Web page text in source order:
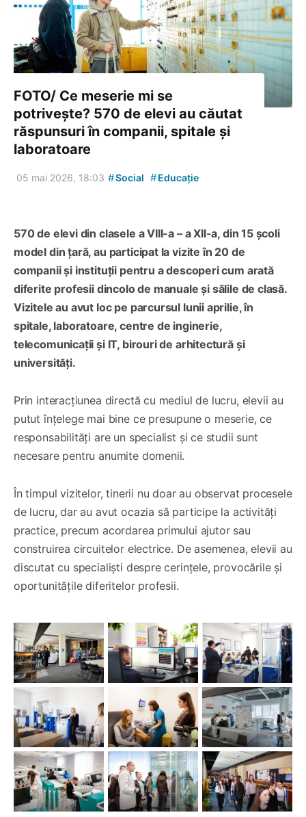
FOTO/ Ce meserie mi se
potrivește? 570 de elevi au căutat
răspunsuri în companii, spitale și
laboratoare
05 mai 2026, 18:03 #Social #Educație
570 de elevi din clasele a VIII-a – a XII-a, din 15 școli
model din țară, au participat la vizite în 20 de
companii și instituții pentru a descoperi cum arată
diferite profesii dincolo de manuale și sălile de clasă.
Vizitele au avut loc pe parcursul lunii aprilie, în
spitale, laboratoare, centre de inginerie,
telecomunicații și IT, birouri de arhitectură și
universități.
Prin interacțiunea directă cu mediul de lucru, elevii au
putut înțelege mai bine ce presupune o meserie, ce
responsabilități are un specialist și ce studii sunt
necesare pentru anumite domenii.
În timpul vizitelor, tinerii nu doar au observat procesele
de lucru, dar au avut ocazia să participe la activități
practice, precum acordarea primului ajutor sau
construirea circuitelor electrice. De asemenea, elevii au
discutat cu specialiști despre cerințele, provocările și
oportunitățile diferitelor profesii.